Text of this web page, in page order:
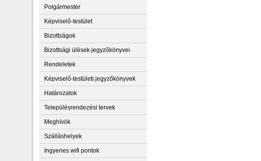
Polgármester
Képviselő-testület
Bizottságok
Bizottsági ülések jegyzőkönyvei
Rendeletek
Képviselő-testületi jegyzőkönyvek
Határozatok
Településrendezési tervek
Meghívók
Szálláshelyek
Ingyenes wifi pontok